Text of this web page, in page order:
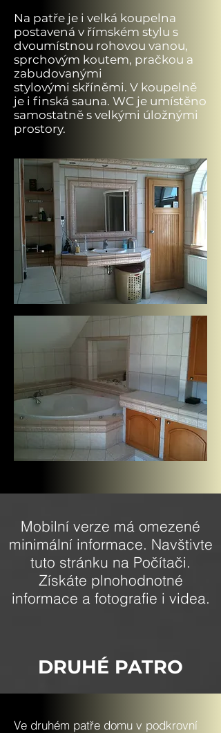
Na patře je i velká koupelna
postavená v římském stylu s
dvoumístnou rohovou vanou,
sprchovým koutem, pračkou a
zabudovanými
stylovými skříněmi. V koupelně
je i finská sauna. WC je umístěno
samostatně s velkými úložnými
prostory.
Mobilní verze má omezené
minimální informace. Navštivte
tuto stránku na Počítači.
Získáte plnohodnotné
informace a fotografie i videa.
DRUHÉ PATRO
Ve druhém patře domu v podkrovní